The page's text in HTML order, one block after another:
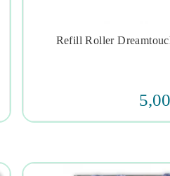
Refill Roller